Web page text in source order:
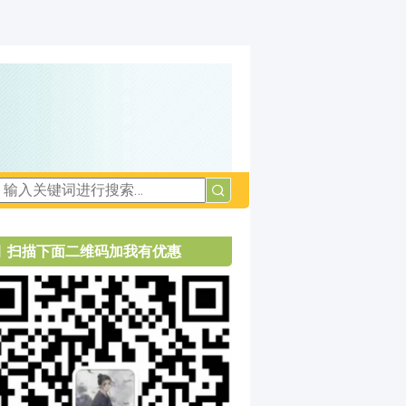
扫描下面二维码加我有优惠